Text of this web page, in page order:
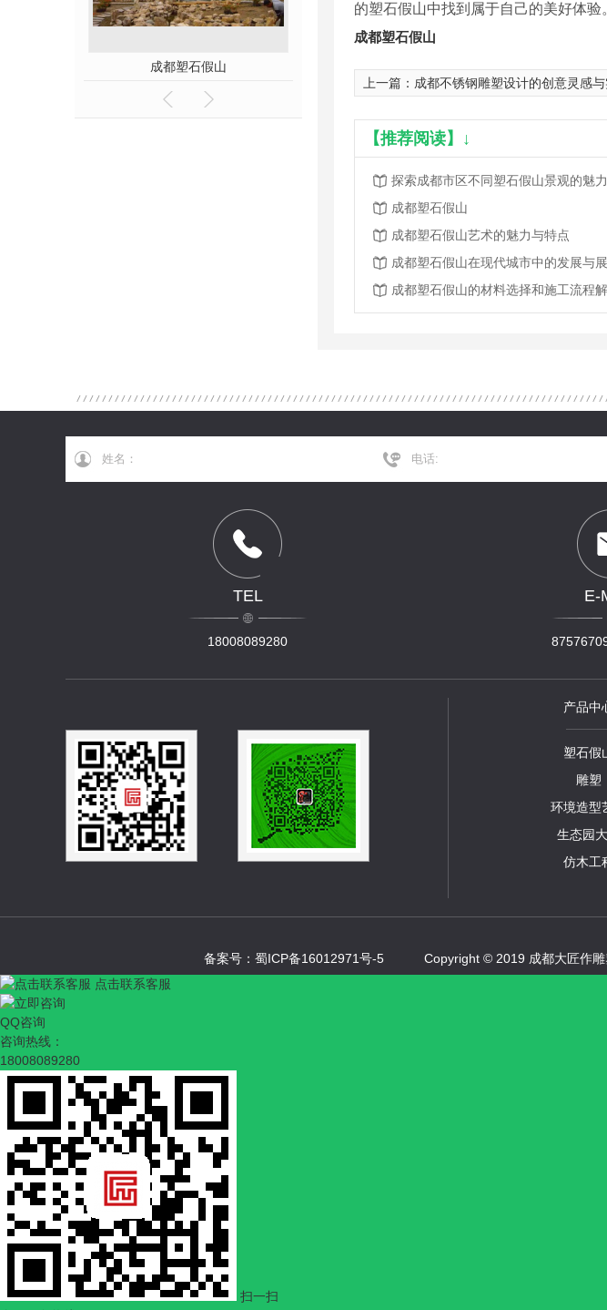
不锈钢雕塑 玻璃钢雕塑 成
的塑石假山中找到属于自己的美好体
成都塑石假山
上一篇： 成都不锈钢雕塑设计的创意灵感
【推荐阅读】↓
探索成都市区不同塑石假山景观的魅力
成都塑石假山
成都塑石假山艺术的魅力与特点
成都塑石假山在现代城市中的发展与
成都塑石假山的材料选择和施工流程
TEL
18008089280
E-
产品中
塑石假
雕塑
环境造型
生态园
仿木工
备案号： 蜀ICP备16012971号-5 Copyright © 2019 成都大匠作
点击联系客服
QQ咨询
咨询热线：
18008089280
扫一扫